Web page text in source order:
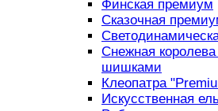
Финская премиум
Сказочная
Снежная
шишками
Клеопатра
Искусственная